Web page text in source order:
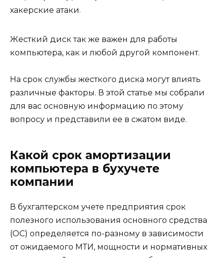
хакерские атаки.
Жесткий диск так же важен для работы
компьютера, как и любой другой компонент.
На срок службы жесткого диска могут влиять
различные факторы. В этой статье мы собрали
для вас основную информацию по этому
вопросу и представили ее в сжатом виде.
Какой срок амортизации
компьютера в бухучете
компании
В бухгалтерском учете предприятия срок
полезного использования основного средства
(ОС) определяется по-разному в зависимости
от ожидаемого МТИ, мощности и нормативных